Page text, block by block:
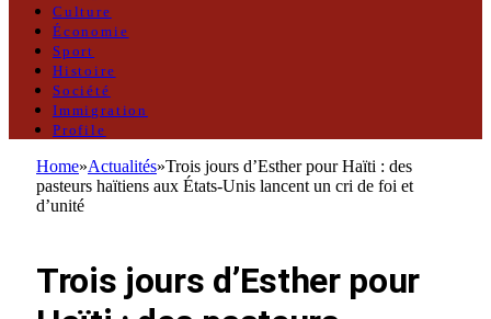
Culture
Économie
Sport
Histoire
Société
Immigration
Profile
Home»Actualités»Trois jours d’Esther pour Haïti : des
pasteurs haïtiens aux États-Unis lancent un cri de foi et
d’unité
Trois jours d’Esther pour